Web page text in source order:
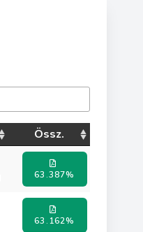
Össz.
63.387%
63.162%